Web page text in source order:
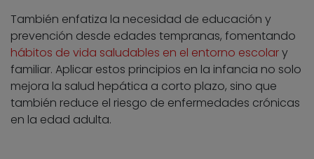
También enfatiza la necesidad de educación y
prevención desde edades tempranas, fomentando
hábitos de vida saludables en el entorno escolary
familiar. Aplicar estos principios en la infancia no solo
mejora la salud hepática a corto plazo, sino que
también reduce el riesgo de enfermedades crónicas
en la edad adulta.